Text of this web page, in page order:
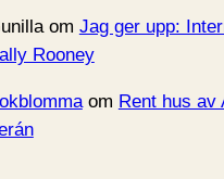
om Jag ger upp:
Rooney
om Rent hus av